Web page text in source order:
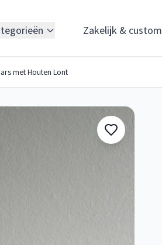
Zakelijk & custom
met Houten Lont